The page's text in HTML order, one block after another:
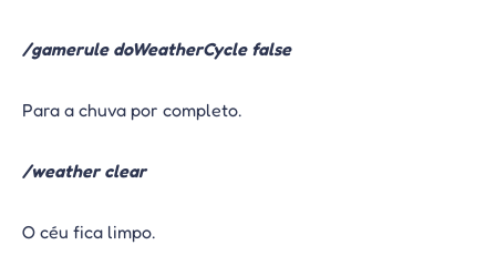
/gamerule doWeatherCycle false
Para a chuva por completo.
/weather clear
O céu fica limpo.